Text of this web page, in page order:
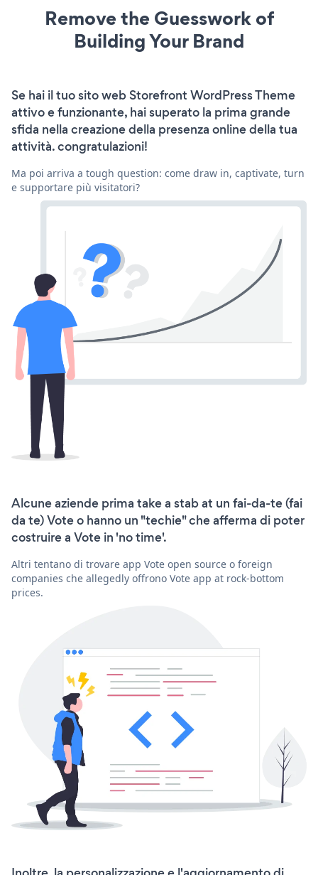
Remove the Guesswork of
Building Your Brand
Se hai il tuo sito web Storefront WordPress Theme
attivo e funzionante, hai superato la prima grande
sfida nella creazione della presenza online della tua
attività. congratulazioni!
Ma poi arriva a tough question: come draw in, captivate, turn
e supportare più visitatori?
Alcune aziende prima take a stab at un fai-da-te (fai
da te) Vote o hanno un "techie" che afferma di poter
costruire a Vote in 'no time'.
Altri tentano di trovare app Vote open source o foreign
companies che allegedly offrono Vote app at rock-bottom
prices.